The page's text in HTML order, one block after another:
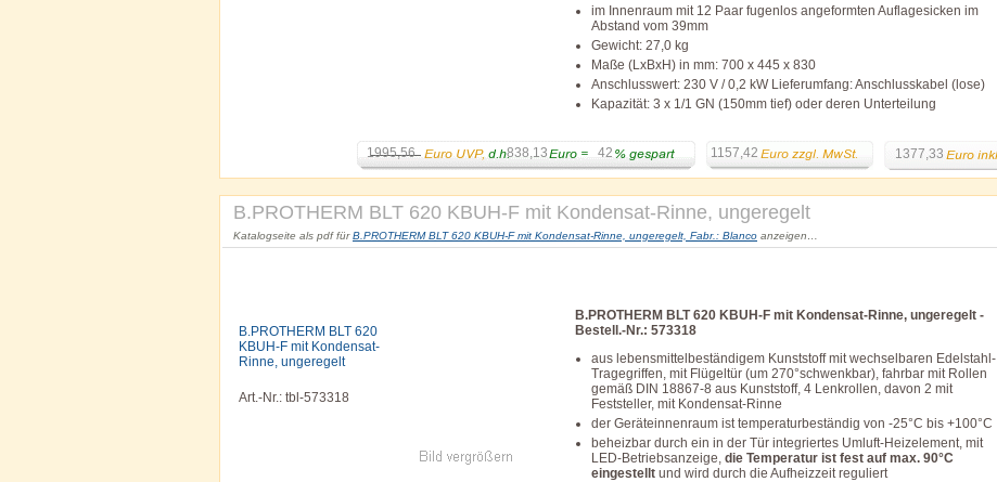
im Innenraum mit 12 Paar fugenlos angeformten Auflagesicken im
Abstand vom 39mm
Gewicht: 27,0 kg
Maße (LxBxH) in mm: 700 x 445 x 830
Anschlusswert: 230 V / 0,2 kW Lieferumfang: Anschlusskabel (lose)
Kapazität: 3 x 1/1 GN (150mm tief) oder deren Unterteilung
1377,33
1157,42
1995,56 838,13 42
B.PROTHERM BLT 620 KBUH-F mit Kondensat-Rinne, ungeregelt
Katalogseite als pdf fürB.PROTHERM BLT 620 KBUH-F mit Kondensat-Rinne, ungeregelt, Fabr.: Blanco anzeigen…
B.PROTHERM BLT 620
KBUH-F mit Kondensat-
Rinne, ungeregelt
Art.-Nr.: tbl-573318
B.PROTHERM BLT 620 KBUH-F mit Kondensat-Rinne, ungeregelt -
Bestell.-Nr.: 573318
aus lebensmittelbeständigem Kunststoff mit wechselbaren Edelstahl-
Tragegriffen, mit Flügeltür (um 270°schwenkbar), fahrbar mit Rollen
gemäß DIN 18867-8 aus Kunststoff, 4 Lenkrollen, davon 2 mit
Feststeller, mit Kondensat-Rinne
der Geräteinnenraum ist temperaturbeständig von -25°C bis +100°C
beheizbar durch ein in der Tür integriertes Umluft-Heizelement, mit
LED-Betriebsanzeige, die Temperatur ist fest auf max. 90°C
eingestellt und wird durch die Aufheizzeit reguliert